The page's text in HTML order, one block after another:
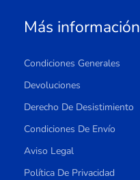
Más información
Condiciones Generales
Devoluciones
Derecho De Desistimiento
Condiciones De Envío
Aviso Legal
Política De Privacidad